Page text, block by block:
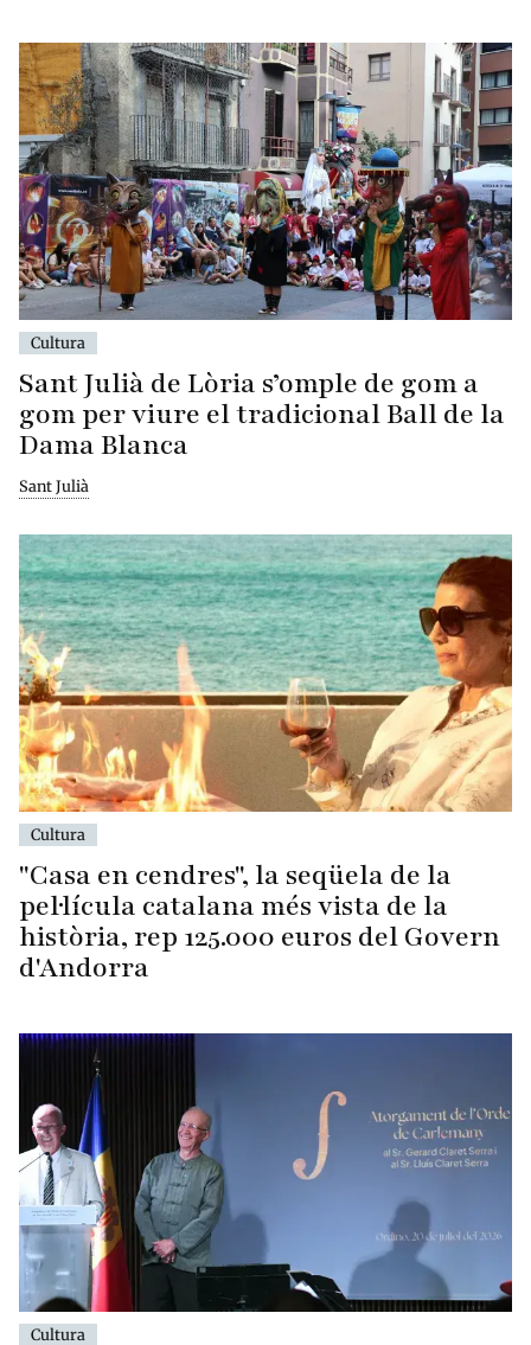
Cultura
Sant Julià de Lòria s’omple de gom a
gom per viure el tradicional Ball de la
Dama Blanca
Sant Julià
Cultura
"Casa en cendres", la seqüela de la
pel·lícula catalana més vista de la
història, rep 125.000 euros del Govern
d'Andorra
Cultura